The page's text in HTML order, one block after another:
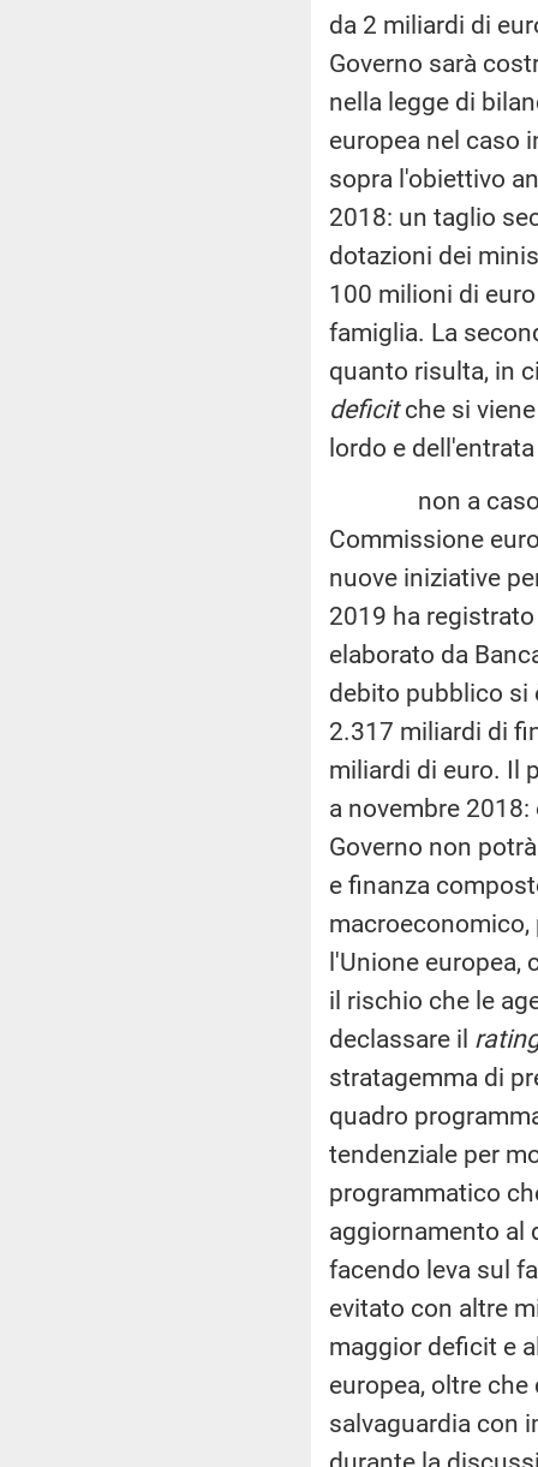
da 2 miliardi di
Governo sarà
nella legge di
europea nel caso
sopra l'obiettivo
2018: un taglio
dotazioni dei
100 milioni di
famiglia. La
quanto risulta, in
deficitche si
lordo e
non a caso,
Commissione
nuove iniziative
2019 ha
elaborato da
debito pubblico si
2.317 miliardi di
miliardi di euro. Il
a novembre
Governo non
e finanza
l'Unione europea,
il rischio che le
declassare il
stratagemma di
quadro
tendenziale per
programmatico
aggiornamento al
facendo leva sul
evitato con altre
maggior deficit e
europea, oltre
salvaguardia con